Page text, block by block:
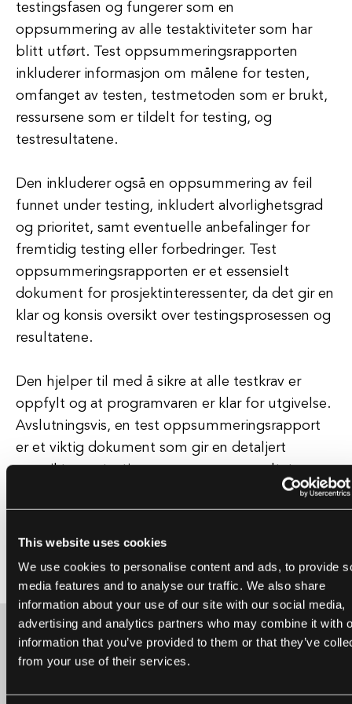
This website uses cookies
We use cookies to personalise content and ads, to provide
media features and to analyse our traffic. We also share
information about your use of our site with our social media,
advertising and analytics partners who may combine it with
information that you’ve provided to them or that they’ve
from your use of their services.
testingsfasen og fungerer som en
oppsummering av alle testaktiviteter som har
blitt utført. Test oppsummeringsrapporten
inkluderer informasjon om målene for testen,
omfanget av testen, testmetoden som er brukt,
ressursene som er tildelt for testing, og
testresultatene.
Den inkluderer også en oppsummering av feil
funnet under testing, inkludert alvorlighetsgrad
og prioritet, samt eventuelle anbefalinger for
fremtidig testing eller forbedringer. Test
oppsummeringsrapporten er et essensielt
dokument for prosjektinteressenter, da det gir en
klar og konsis oversikt over testingsprosessen og
resultatene.
Den hjelper til med å sikre at alle testkrav er
oppfylt og at programvaren er klar for utgivelse.
Avslutningsvis, en test oppsummeringsrapport
er et viktig dokument som gir en detaljert
oversikt over testingsprosessen og resultatene
Den hjelper til med å sikre at programvaren
klar for distribusjon.
vennskap?